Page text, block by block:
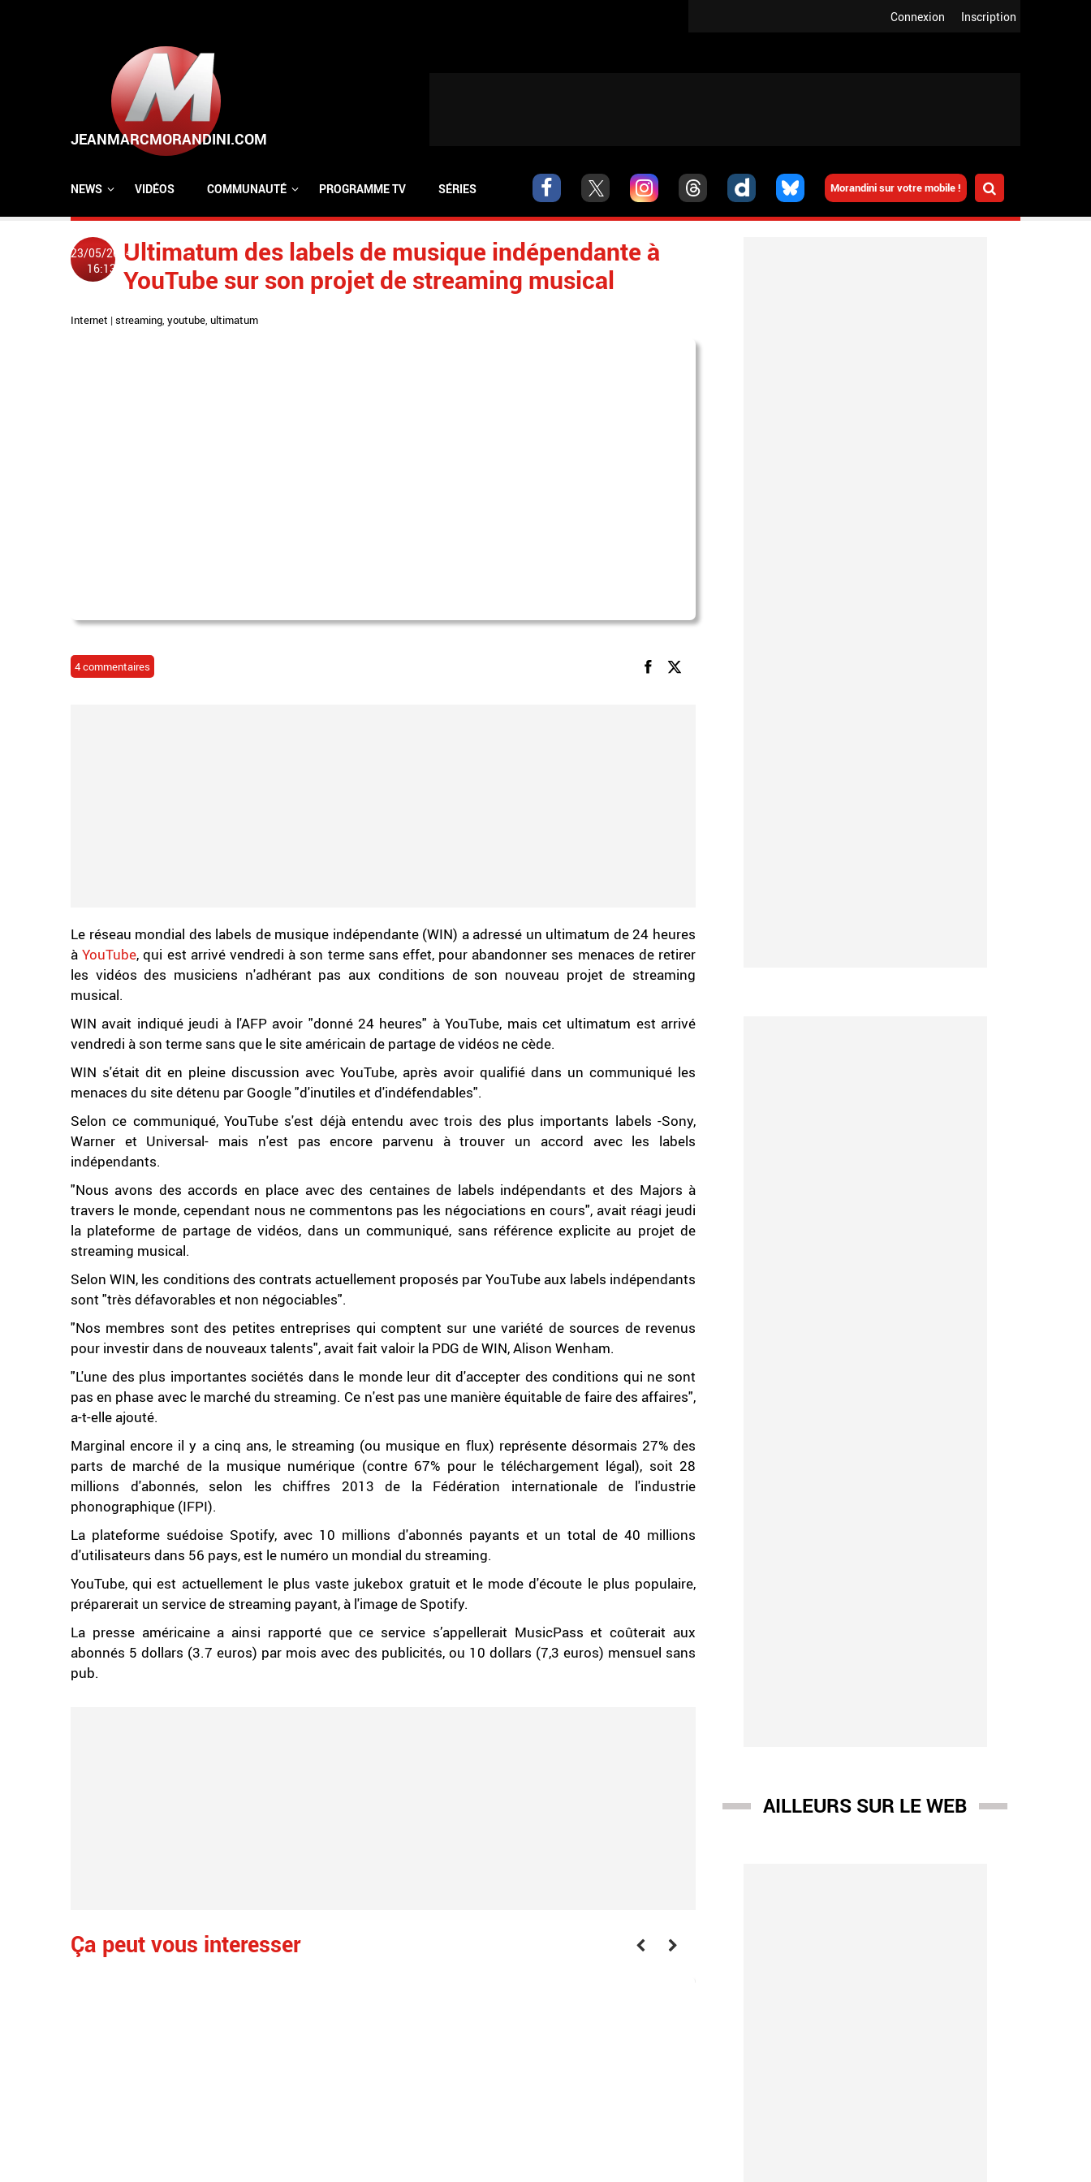
Inscription
Connexion
Morandini sur votre mobile !
NEWS VIDÉOS COMMUNAUTÉ PROGRAMME TV SÉRIES
23/05/2014
16:13
Ultimatum des labels de musique indépendante à
YouTube sur son projet de streaming musical
Internet | streaming, youtube, ultimatum
4 commentaires
Le réseau mondial des labels de musique indépendante (WIN) a adressé un ultimatum de 24 heures
àYouTube, qui est arrivé vendredi à son terme sans effet, pour abandonner ses menaces de retirer
les vidéos des musiciens n'adhérant pas aux conditions de son nouveau projet de streaming
musical.
WIN avait indiqué jeudi à l'AFP avoir "donné 24 heures" à YouTube, mais cet ultimatum est arrivé
vendredi à son terme sans que le site américain de partage de vidéos ne cède.
WIN s'était dit en pleine discussion avec YouTube, après avoir qualifié dans un communiqué les
menaces du site détenu par Google "d'inutiles et d'indéfendables".
Selon ce communiqué, YouTube s'est déjà entendu avec trois des plus importants labels -Sony,
Warner et Universal- mais n'est pas encore parvenu à trouver un accord avec les labels
indépendants.
"Nous avons des accords en place avec des centaines de labels indépendants et des Majors à
travers le monde, cependant nous ne commentons pas les négociations en cours", avait réagi jeudi
la plateforme de partage de vidéos, dans un communiqué, sans référence explicite au projet de
streaming musical.
Selon WIN, les conditions des contrats actuellement proposés par YouTube aux labels indépendants
sont "très défavorables et non négociables".
"Nos membres sont des petites entreprises qui comptent sur une variété de sources de revenus
pour investir dans de nouveaux talents", avait fait valoir la PDG de WIN, Alison Wenham.
"L'une des plus importantes sociétés dans le monde leur dit d'accepter des conditions qui ne sont
pas en phase avec le marché du streaming. Ce n'est pas une manière équitable de faire des affaires",
a-t-elle ajouté.
Marginal encore il y a cinq ans, le streaming (ou musique en flux) représente désormais 27% des
parts de marché de la musique numérique (contre 67% pour le téléchargement légal), soit 28
millions d'abonnés, selon les chiffres 2013 de la Fédération internationale de l'industrie
phonographique (IFPI).
La plateforme suédoise Spotify, avec 10 millions d'abonnés payants et un total de 40 millions
d'utilisateurs dans 56 pays, est le numéro un mondial du streaming.
YouTube, qui est actuellement le plus vaste jukebox gratuit et le mode d'écoute le plus populaire,
préparerait un service de streaming payant, à l'image de Spotify.
La presse américaine a ainsi rapporté que ce service s’appellerait MusicPass et coûterait aux
abonnés 5 dollars (3.7 euros) par mois avec des publicités, ou 10 dollars (7,3 euros) mensuel sans
pub.
Ça peut vous interesser
AILLEURS SUR LE WEB